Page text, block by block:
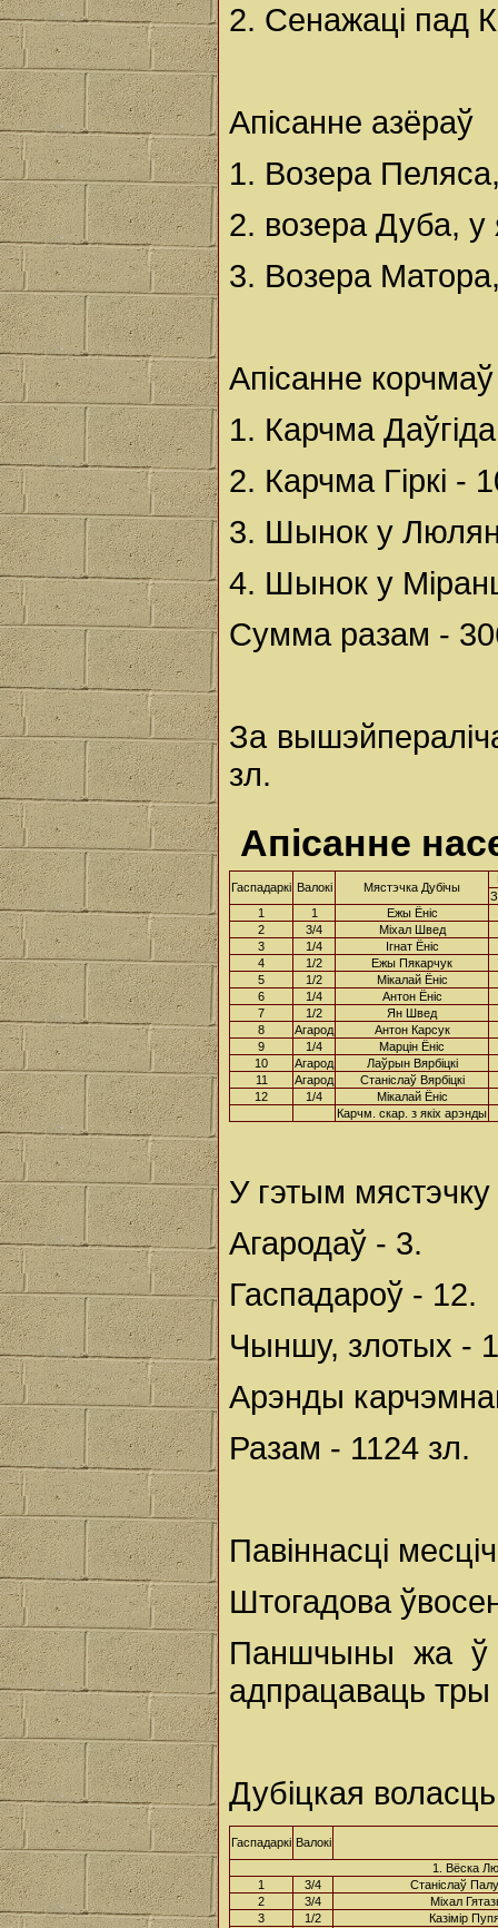
2. Сенажаці пад
Апісанне азёраў
1. Возера
2. возера Дуба, у
3. Возера
Апісанне
1. Карчма
2. Карчма Гіркі -
3. Шынок у
4. Шынок у
Сумма разам -
За
зл.
Апісанне
Гаспадаркі Валокі Мястэчка Дубічы
1
1
Ежы Ёніс
2
3/4
Міхал Швед
3
1/4
Ігнат Ёніс
4
1/2
Ежы Пякарчук
5
1/2
Мікалай Ёніс
6
1/4
Антон Ёніс
7
1/2
Ян Швед
8
Агарод
Антон Карсук
9
1/4
Марцін Ёніс
10
Агарод
Лаўрын Вярбіцкі
11
Агарод
Станіслаў Вярбіцкі
12
1/4
Мікалай Ёніс
Карчм. скар. з якіх арэнды
У гэтым
Агародаў - 3.
Гаспадароў - 12.
Чыншу, злотых -
Арэнды
Разам - 1124 зл.
Павіннасці
Штогадова
Паншчыны жа ў
адпрацаваць тры
Дубіцкая воласць
Гаспадаркі Валокі
1. Вёска
1
3/4
Станіслаў
2
3/4
Міхал
3
1/2 Казімір